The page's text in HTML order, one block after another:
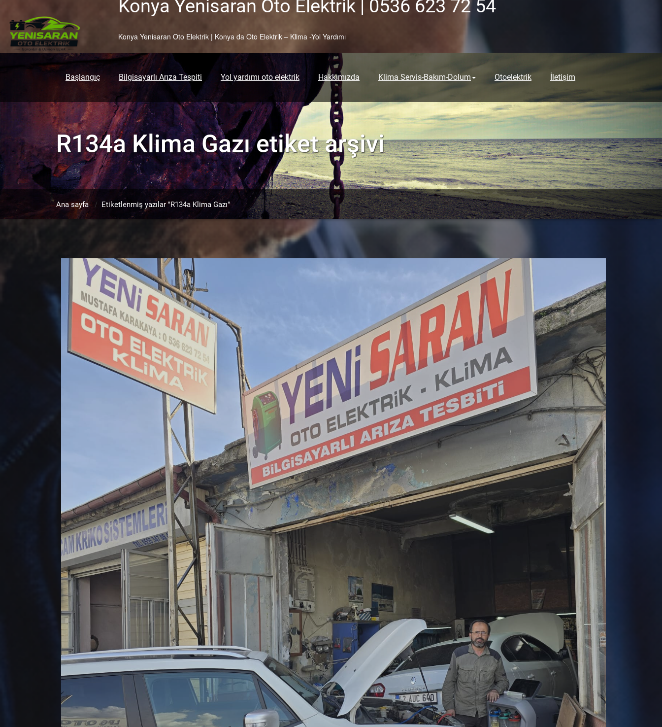
content
Konya Yenisaran Oto Elektrik | 0536 623 72 54
Konya Yenisaran Oto Elektrik | Konya da Oto Elektrik – Klima -Yol Yardımı
Başlangıç Bilgisayarlı Arıza Tespiti Yol yardımı oto elektrik Hakkımızda Klima Servis-Bakım-Dolum Otoelektrik İletişim
R134a Klima Gazıetiket arşivi
Ana sayfa/ Etiketlenmiş yazılar "R134a Klima Gazı"